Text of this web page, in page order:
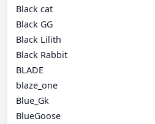
Black cat
Black GG
Black Lilith
Black Rabbit
BLADE
blaze_one
Blue_Gk
BlueGoose